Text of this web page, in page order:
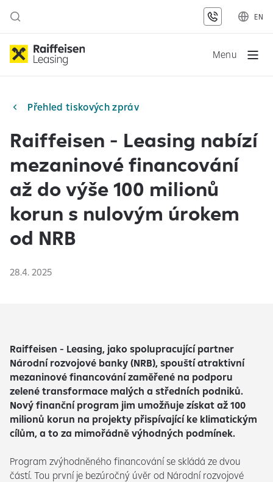
EN
Menu
Přehled tiskových zpráv
Raiffeisen - Leasing nabízí
mezaninové financování
až do výše 100 milionů
korun s nulovým úrokem
od NRB
28.4. 2025
Raiffeisen - Leasing, jako spolupracující partner
Národní rozvojové banky (NRB), spouští atraktivní
mezaninové financování zaměřené na podporu
zelené transformace malých a středních podniků.
Nový finanční program jim umožňuje získat až 100
milionů korun na projekty přispívající ke klimatickým
cílům, a to za mimořádně výhodných podmínek.
Program zvýhodněného financování se skládá ze dvou
částí. Tou první je bezúročný úvěr od Národní rozvojové